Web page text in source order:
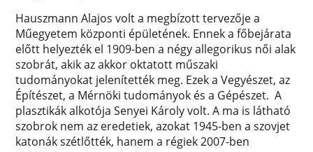
Hauszmann Alajos volt a megbízott tervezője a
Műegyetem központi épületének. Ennek a főbejárata
előtt helyezték el 1909-ben a négy allegorikus női alak
szobrát, akik az akkor oktatott műszaki
tudományokat jelenítették meg. Ezek a Vegyészet, az
Építészet, a Mérnöki tudományok és a Gépészet. A
plasztikák alkotója Senyei Károly volt. A ma is látható
szobrok nem az eredetiek, azokat 1945-ben a szovjet
katonák szétlőtték, hanem a régiek 2007-ben